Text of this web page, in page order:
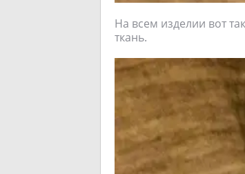
На всем изделии вот
ткань.